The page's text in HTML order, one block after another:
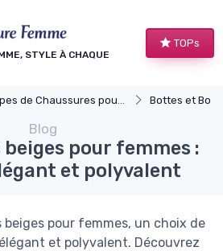
STYLE À CHAQUE
TOPs
de Chaussures pour Femmes Bottes et
Blog
pour femmes :
et polyvalent
beiges pour femmes, un choix de
et polyvalent. Découvrez
cookies